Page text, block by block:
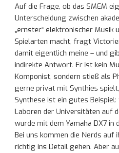
Auf die Frage, ob das SMEM
Unterscheidung zwischen
„ernster“ elektronischer Musik
Spielarten macht, fragt
damit eigentlich meine – und
indirekte Antwort. Er ist kein
Komponist, sondern stieß als
gerne privat mit Synthies spielt,
Synthese ist ein gutes
Laboren der Universitäten auf
wurde mit dem Yamaha DX7
Bei uns kommen die Nerds auf
richtig ins Detail gehen. Aber